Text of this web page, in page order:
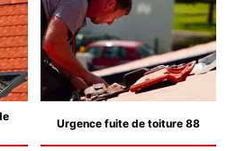
Urgence fuite de toiture 88